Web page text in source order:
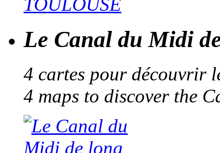
Le Canal du Midi
4 cartes pour découvrir
4 maps to discover the